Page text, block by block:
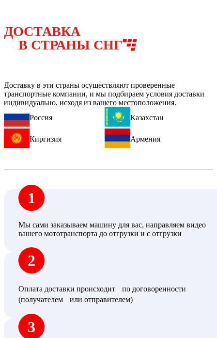
ДОСТАВКА
В СТРАНЫ СНГ
Доставку в эти страны осуществляют проверенные
транспортные компании, и мы подбираем условия доставки
индивидуально, исходя из вашего местоположения.
Россия
Казахстан
Киргизия Армения
1
Мы сами заказываем машину для вас, направляем видео
вашего мототранспорта до отгрузки и с отгрузки
2
Оплата доставки происходит по договоренности
(получателем или отправителем)
3